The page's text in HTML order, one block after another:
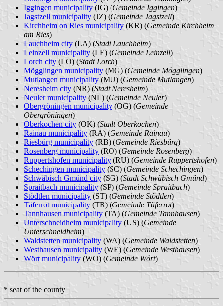
Iggingen municipality (IG) (Gemeinde Iggingen)
Jagstzell municipality (JZ) (Gemeinde Jagstzell)
Kirchheim on Ries municipality (KR) (Gemeinde Kirchheim
am Ries)
Lauchheim city (LA) (Stadt Lauchheim)
Leinzell municipality (LE) (Gemeinde Leinzell)
Lorch city (LO) (Stadt Lorch)
Mögglingen municipality (MG) (Gemeinde Mögglingen)
Mutlangen municipality (MU) (Gemeinde Mutlangen)
Neresheim city (NR) (Stadt Neresheim)
Neuler municipality (NL) (Gemeinde Neuler)
Obergröningen municipality (OG) (Gemeinde
Obergröningen)
Oberkochen city (OK) (Stadt Oberkochen)
Rainau municipality (RA) (Gemeinde Rainau)
Riesbürg municipality (RB) (Gemeinde Riesbürg)
Rosenberg municipality (RO) (Gemeinde Rosenberg)
Ruppertshofen municipality (RU) (Gemeinde Ruppertshofen)
Schechingen municipality (SC) (Gemeinde Schechingen)
Schwäbisch Gmünd city (SG) (Stadt Schwäbisch Gmünd)
Spraitbach municipality (SP) (Gemeinde Spraitbach)
Stödtlen municipality (ST) (Gemeinde Stödtlen)
Täferrot municipality (TR) (Gemeinde Täferrot)
Tannhausen municipality (TA) (Gemeinde Tannhausen)
Unterschneidheim municipality (US) (Gemeinde
Unterschneidheim)
Waldstetten municipality (WA) (Gemeinde Waldstetten)
Westhausen municipality (WE) (Gemeinde Westhausen)
Wört municipality (WO) (Gemeinde Wört)
* seat of the county